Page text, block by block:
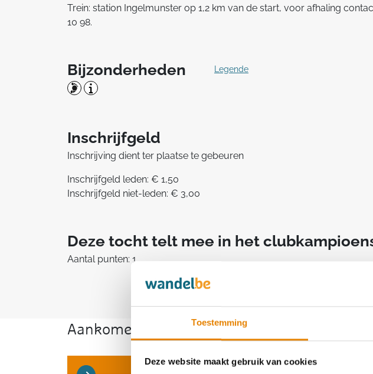
Toestemming
Deze website maakt gebruik van cookies
Trein: station Ingelmunster op 1,2 km van de start, voor afhaling
10 98.
Bijzonderheden Legende
Inschrijfgeld
Inschrijving dient ter plaatse te gebeuren
Inschrijfgeld leden: € 1,50
Inschrijfgeld niet-leden: € 3,00
Deze tocht telt mee in het
Aantal punten: 1
Aankomende wandeltochten van deze club